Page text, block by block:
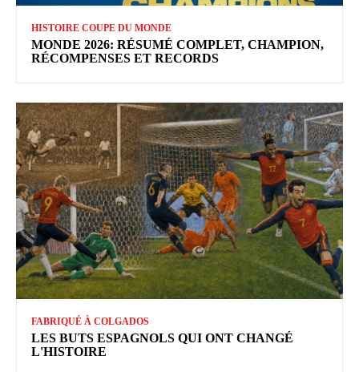
HISTOIRE COUPE DU MONDE
MONDE 2026: RÉSUMÉ COMPLET, CHAMPION,
RÉCOMPENSES ET RECORDS
FABRIQUÉ À COLGADOS
LES BUTS ESPAGNOLS QUI ONT CHANGÉ
L'HISTOIRE